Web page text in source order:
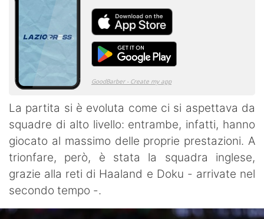
La partita si è evoluta come ci si aspettava da
squadre di alto livello: entrambe, infatti, hanno
giocato al massimo delle proprie prestazioni. A
trionfare, però, è stata la squadra inglese,
grazie alla reti di Haaland e Doku - arrivate nel
secondo tempo -.